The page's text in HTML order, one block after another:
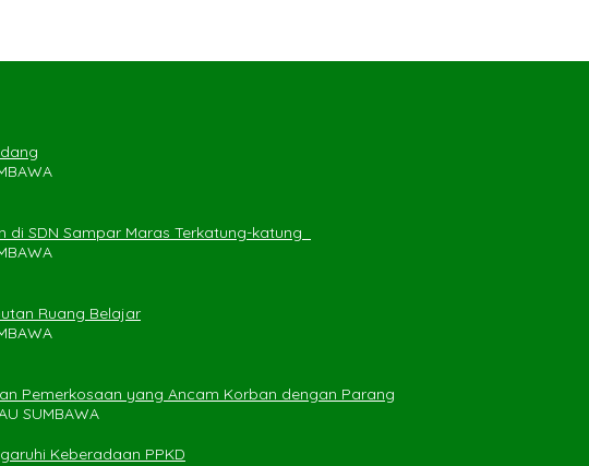
di SDN Sampar Maras Terkatung-katung
Ruang Belajar
Pemerkosaan yang Ancam Korban dengan Parang
SUMBAWA
Keberadaan PPKD